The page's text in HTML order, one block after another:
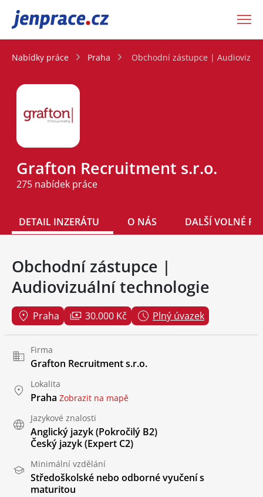
JenPráce.cz
Nabídky práce Praha Obchodní zástupce |
Grafton Recruitment s.r.o.
275 nabídek práce
DETAIL INZERÁTU O NÁS DALŠÍ VOLNÉ
Obchodní zástupce |
Audiovizuální technologie
Praha 30.000 Kč Plný úvazek
Firma
Grafton Recruitment s.r.o.
Lokalita
Praha Zobrazit na mapě
Jazykové znalosti
Anglický jazyk(Pokročilý B2)
Český jazyk(Expert C2)
Minimální vzdělání
Středoškolské nebo odborné vyučení s
maturitou